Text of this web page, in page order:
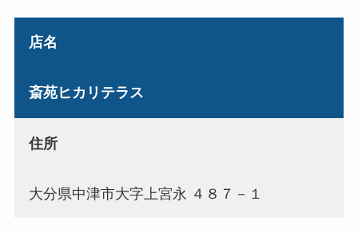
店名
斎苑ヒカリテラス
住所
大分県中津市大字上宮永 ４８７－１